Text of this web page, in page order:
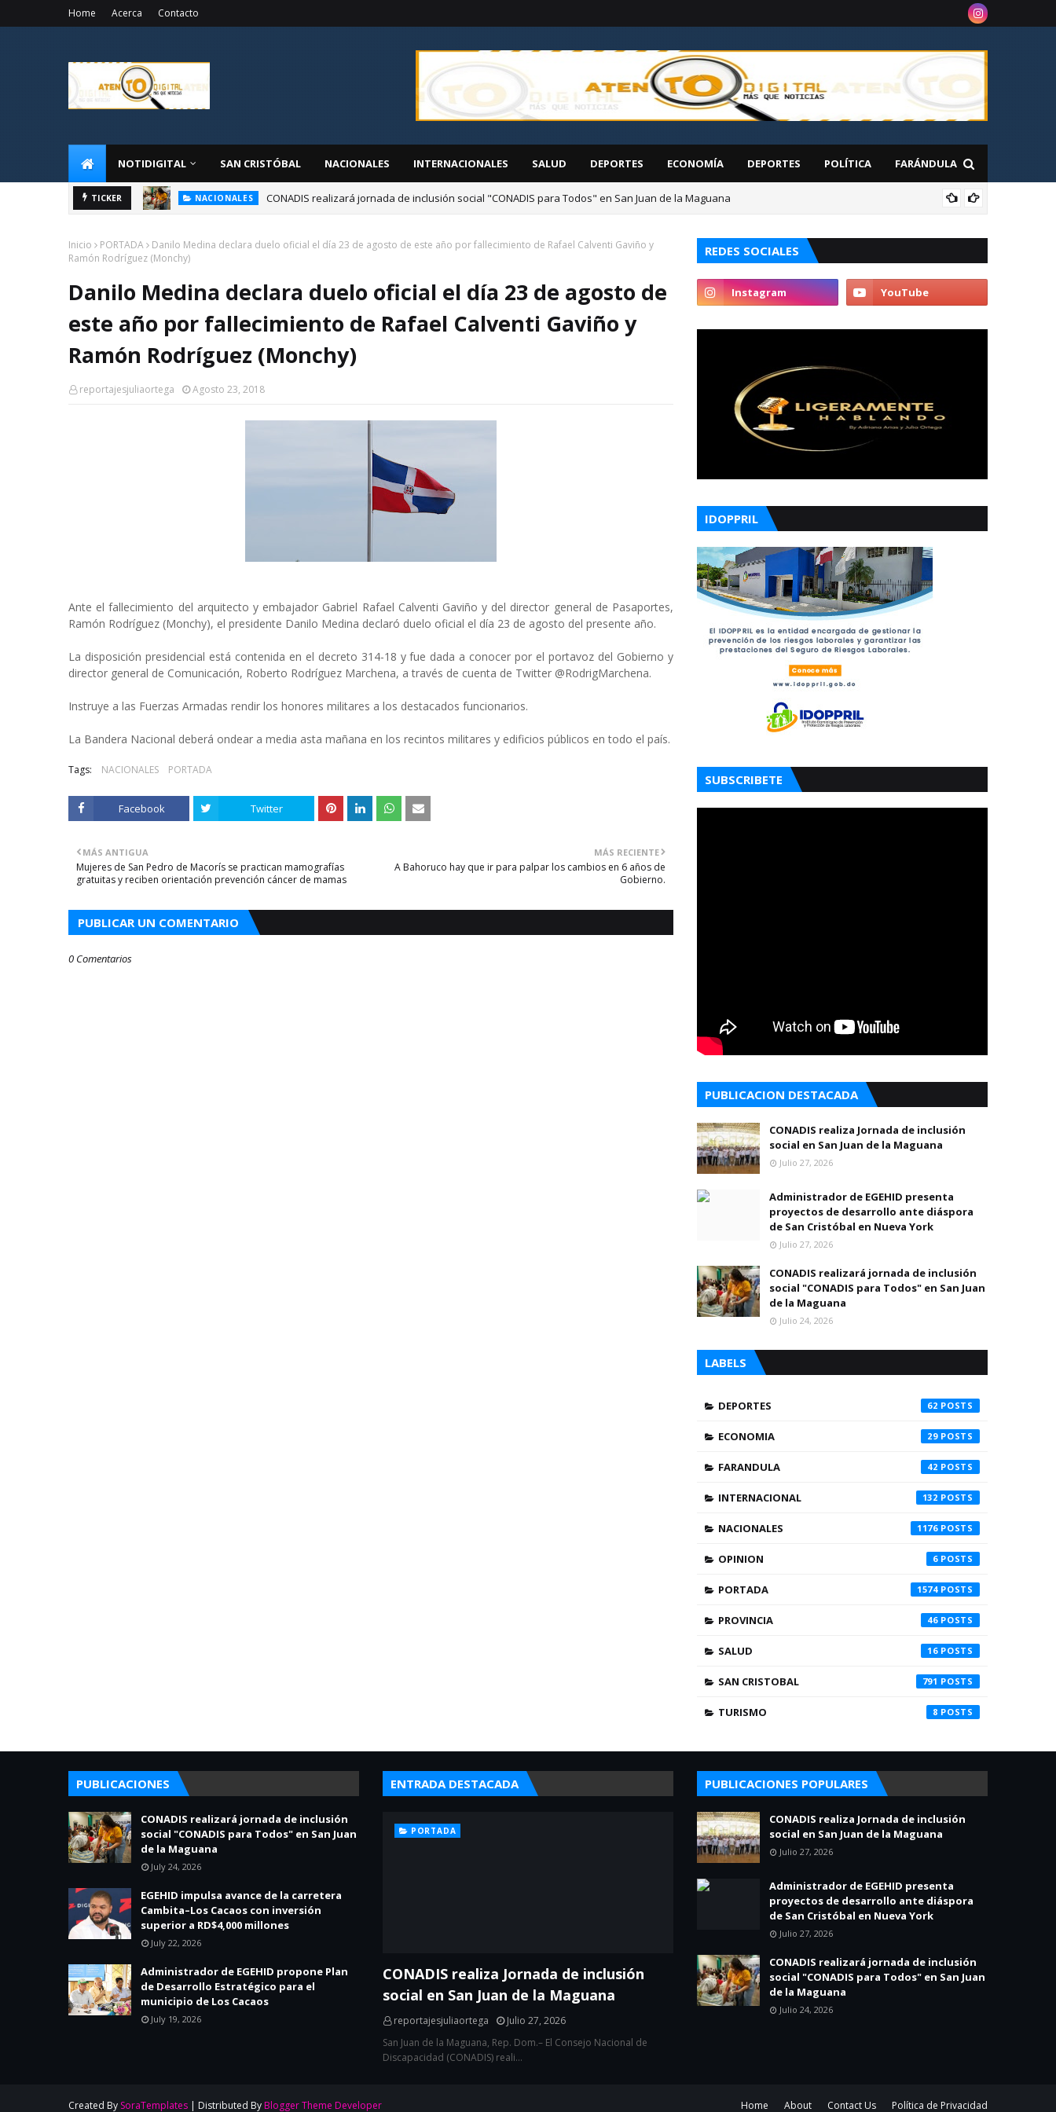
Home Acerca Contacto
NOTIDIGITAL SAN CRISTÓBAL NACIONALES INTERNACIONALES SALUD DEPORTES ECONOMÍA DEPORTES POLÍTICA FARÁNDULA
TICKER NACIONALES CONADIS realizará jornada de inclusión social "CONADIS para Todos" en San Juan de la Maguana
Inicio PORTADA
Danilo Medina declara duelo oficial el día 23 de agosto de este año por fallecimiento de Rafael Calventi Gaviño y
Ramón Rodríguez (Monchy)
Danilo Medina declara duelo oficial el día 23 de agosto de
este año por fallecimiento de Rafael Calventi Gaviño y
Ramón Rodríguez (Monchy)
reportajesjuliaortega Agosto 23, 2018
Ante el fallecimiento del arquitecto y embajador Gabriel Rafael Calventi Gaviño y del director general de Pasaportes,
Ramón Rodríguez (Monchy), el presidente Danilo Medina declaró duelo oficial el día 23 de agosto del presente año.
La disposición presidencial está contenida en el decreto 314-18 y fue dada a conocer por el portavoz del Gobierno y
director general de Comunicación, Roberto Rodríguez Marchena, a través de cuenta de Twitter @RodrigMarchena.
Instruye a las Fuerzas Armadas rendir los honores militares a los destacados funcionarios.
La Bandera Nacional deberá ondear a media asta mañana en los recintos militares y edificios públicos en todo el país.
Tags: NACIONALES PORTADA
Facebook Twitter
MÁS RECIENTE
A Bahoruco hay que ir para palpar los cambios en 6 años de
Gobierno.
MÁS ANTIGUA
Mujeres de San Pedro de Macorís se practican mamografías
gratuitas y reciben orientación prevención cáncer de mamas
PUBLICAR UN COMENTARIO
0 Comentarios
REDES SOCIALES
IDOPPRIL
SUBSCRIBETE
PUBLICACION DESTACADA
CONADIS realiza Jornada de inclusión
social en San Juan de la Maguana
Julio 27, 2026
Administrador de EGEHID presenta
proyectos de desarrollo ante diáspora
de San Cristóbal en Nueva York
Julio 27, 2026
CONADIS realizará jornada de inclusión
social "CONADIS para Todos" en San Juan
de la Maguana
Julio 24, 2026
LABELS
DEPORTES 62
ECONOMIA 29
FARANDULA 42
INTERNACIONAL 132
NACIONALES 1176
OPINION 6
PORTADA 1574
PROVINCIA 46
SALUD 16
SAN CRISTOBAL 791
TURISMO 8
PUBLICACIONES
CONADIS realizará jornada de inclusión
social "CONADIS para Todos" en San Juan
de la Maguana
July 24, 2026
EGEHID impulsa avance de la carretera
Cambita–Los Cacaos con inversión
superior a RD$4,000 millones
July 22, 2026
Administrador de EGEHID propone Plan
de Desarrollo Estratégico para el
municipio de Los Cacaos
July 19, 2026
ENTRADA DESTACADA
PORTADA
CONADIS realiza Jornada de inclusión
social en San Juan de la Maguana
reportajesjuliaortega
Julio 27, 2026
San Juan de la Maguana, Rep. Dom.– El Consejo Nacional de
Discapacidad (CONADIS) reali…
PUBLICACIONES POPULARES
CONADIS realiza Jornada de inclusión
social en San Juan de la Maguana
Julio 27, 2026
Administrador de EGEHID presenta
proyectos de desarrollo ante diáspora
de San Cristóbal en Nueva York
Julio 27, 2026
CONADIS realizará jornada de inclusión
social "CONADIS para Todos" en San Juan
de la Maguana
Julio 24, 2026
Home About Contact Us Política de Privacidad
Created By SoraTemplates | Distributed By Blogger Theme Developer